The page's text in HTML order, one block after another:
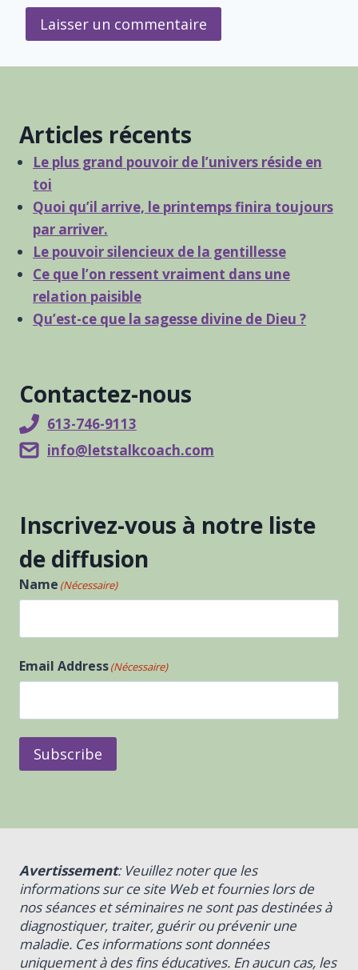
Articles récents
Le plus grand pouvoir de l’univers réside en
toi
Quoi qu’il arrive, le printemps finira toujours
par arriver.
Le pouvoir silencieux de la gentillesse
Ce que l’on ressent vraiment dans une
relation paisible
Qu’est-ce que la sagesse divine de Dieu ?
Contactez-nous
613-746-9113
info@letstalkcoach.com
Inscrivez-vous à notre liste
de diffusion
Name (Nécessaire)
Email Address(Nécessaire)
Subscribe
Avertissement: Veuillez noter que les
informations sur ce site Web et fournies lors de
nos séances et séminaires ne sont pas destinées à
diagnostiquer, traiter, guérir ou prévenir une
maladie. Ces informations sont données
uniquement à des fins éducatives. En aucun cas, les